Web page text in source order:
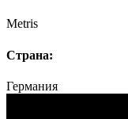
Metris
Страна:
Германия